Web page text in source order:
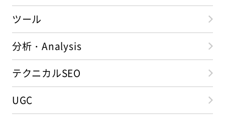
ツール
分析・Analysis
テクニカルSEO
UGC